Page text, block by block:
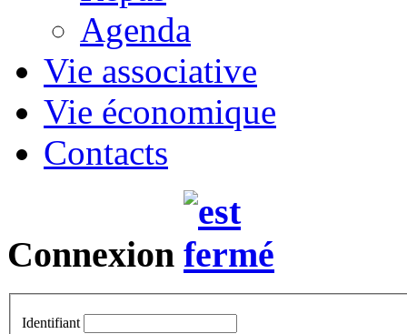
Agenda
Vie associative
Vie économique
Contacts
Connexion
Identifiant